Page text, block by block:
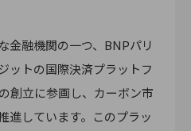
金融機関の一つ、BNPパリ
ットの国際決済プラットフ
創立に参画し、カーボン市
進しています。このプラッ